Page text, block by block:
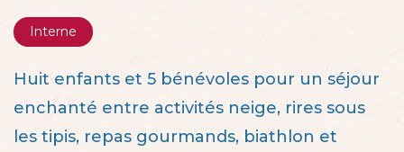
Interne
Huit enfants et 5 bénévoles pour un séjour
enchanté entre activités neige, rires sous
les tipis, repas gourmands, biathlon et